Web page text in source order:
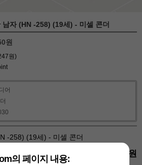
남자 (HN -258) (19세) - 미셀 콘더
원
원)
어
-258) (19세) - 미셀 콘더
원
의 페이지 내용: